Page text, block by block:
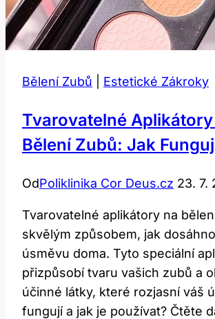
Bělení Zubů Estetické Zákroky
Tvarovatelné Aplikátory
Bělení Zubů: Jak
OdPoliklinika Cor Deus.cz 23. 7.
Tvarovatelné aplikátory na
skvělým způsobem, jak
úsměvu doma. Tyto speciální
přizpůsobí tvaru vašich zubů a
účinné látky, které rozjasní váš
fungují a jak je používat? Čtěte